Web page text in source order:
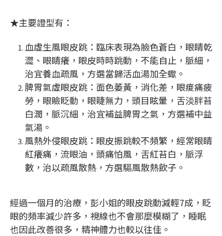
★主要證型有：
血虛生風眼皮跳：臨床表現為臉色蒼白，眼睛乾
澀、眼睛癢，眼皮時時跳動，不能自止，脈細，
治宜養血疏風，方選當歸活血湯加全蠍。
脾胃氣虛眼皮跳：面色萎黃，消化差，眼痠痛疲
勞，眼瞼眨動，眼睫無力，頭目眩暈，舌淡胖苔
白潤，脈沉細，治宜補益脾胃之氣，方選補中益
氣湯。
風熱外侵眼皮跳：眼皮振跳較不頻繁，經常眼睛
紅癢痛，流眼油，頭痛怕風，舌紅苔白，脈浮
數，治以疏風散熱，方選驅風散熱飲子。
經過一個月的治療，彭小姐的眼皮跳動減輕7成，眨
眼的頻率減少許多，視線也不會那麼模糊了，睡眠
也因此改善很多，精神體力也較以往佳。